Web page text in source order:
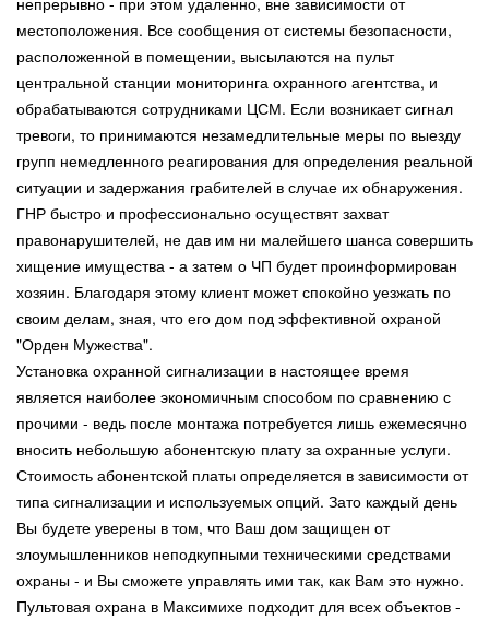
местоположения. Все сообщения от системы безопасности,
расположенной в помещении, высылаются на пульт
центральной станции мониторинга охранного агентства, и
обрабатываются сотрудниками ЦСМ. Если возникает сигнал
тревоги, то принимаются незамедлительные меры по выезду
групп немедленного реагирования для определения реальной
ситуации и задержания грабителей в случае их обнаружения.
ГНР быстро и профессионально осуществят захват
правонарушителей, не дав им ни малейшего шанса совершить
хищение имущества - а затем о ЧП будет проинформирован
хозяин. Благодаря этому клиент может спокойно уезжать по
своим делам, зная, что его дом под эффективной охраной
"Орден Мужества".
Установка охранной сигнализации в настоящее время
является наиболее экономичным способом по сравнению с
прочими - ведь после монтажа потребуется лишь ежемесячно
вносить небольшую абонентскую плату за охранные услуги.
Стоимость абонентской платы определяется в зависимости от
типа сигнализации и используемых опций. Зато каждый день
Вы будете уверены в том, что Ваш дом защищен от
злоумышленников неподкупными техническими средствами
охраны - и Вы сможете управлять ими так, как Вам это нужно.
Пультовая охрана в Максимихе подходит для всех объектов -